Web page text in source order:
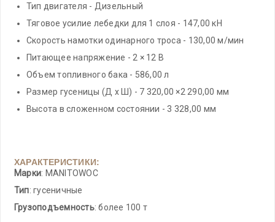
Тип двигателя - Дизельный
Тяговое усилие лебедки для 1 слоя - 147,00 кН
Скорость намотки одинарного троса - 130,00 м/мин
Питающее напряжение - 2 × 12 В
Объем топливного бака - 586,00 л
Размер гусеницы (Д х Ш) - 7 320,00 ×2 290,00 мм
Высота в сложенном состоянии - 3 328,00 мм
ХАРАКТЕРИСТИКИ:
Марки: MANITOWOC
Тип: гусеничные
Грузоподъемность: более 100 т